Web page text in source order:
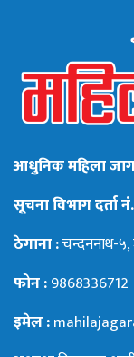
आधुनिक महिला
सूचना विभाग दर्ता
ठेगाना :चन्दननाथ-
फोन :9868336712
इमेल :